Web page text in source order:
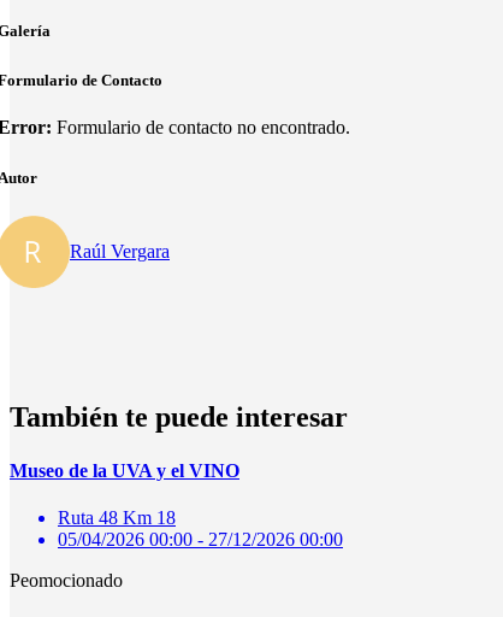
de Contacto
Formulario de contacto no encontrado.
Raúl Vergara
También te puede interesar
Museo de la UVA y el VINO
Ruta 48 Km 18
05/04/2026 00:00 - 27/12/2026 00:00
Peomocionado